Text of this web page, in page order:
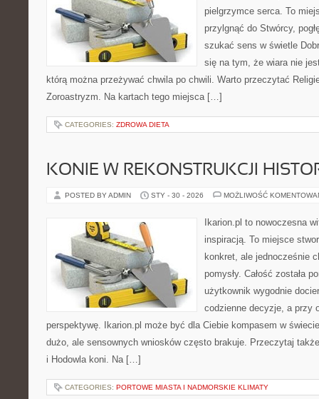
pielgrzymce serca. To
przylgnąć do Stwórcy,
szukać sens w świetle
się na tym, że wiara nie
którą można przeżywać chwila po chwili. Warto przeczytać
Zoroastryzm. Na kartach tego miejsca […]
CATEGORIES: ZDROWA DIETA
KONIE W REKONSTRUKCJI
POSTED BY ADMIN STY - 30 - 2026 MOŻLIWOŚĆ
Ikarion.pl to nowoczesna
inspiracją. To miejsce
konkret, ale jednocześnie
pomysły. Całość została
użytkownik wygodnie
codzienne decyzje, a przy
perspektywę. Ikarion.pl może być dla Ciebie kompasem w
dużo, ale sensownych wniosków często brakuje. Przeczytaj
i Hodowla koni. Na […]
CATEGORIES: PORTOWE MIASTA I NADMORSKIE KLIMATY